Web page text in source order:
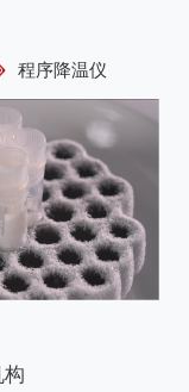
程序降温仪
构